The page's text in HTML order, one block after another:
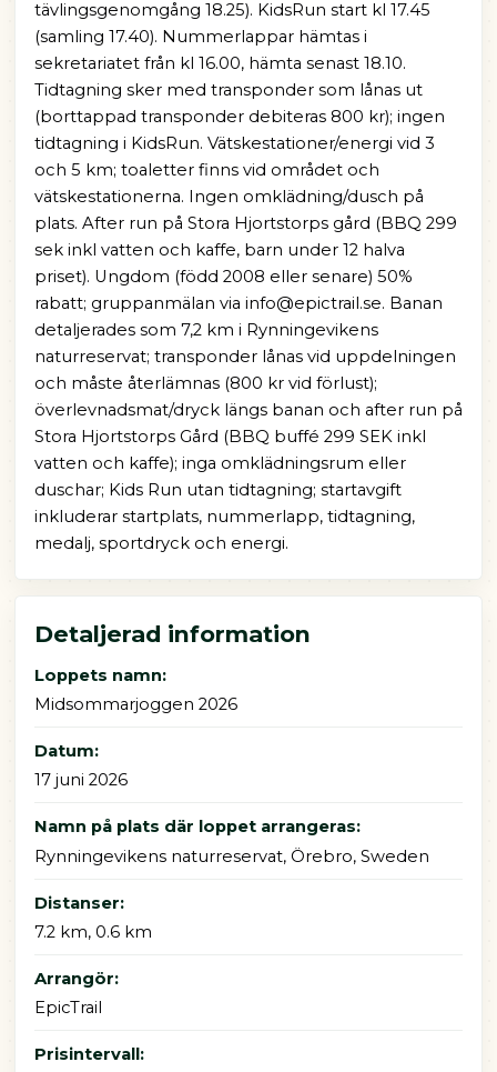
tävlingsgenomgång 18.25). KidsRun start kl 17.45
(samling 17.40). Nummerlappar hämtas i
sekretariatet från kl 16.00, hämta senast 18.10.
Tidtagning sker med transponder som lånas ut
(borttappad transponder debiteras 800 kr); ingen
tidtagning i KidsRun. Vätskestationer/energi vid 3
och 5 km; toaletter finns vid området och
vätskestationerna. Ingen omklädning/dusch på
plats. After run på Stora Hjortstorps gård (BBQ 299
sek inkl vatten och kaffe, barn under 12 halva
priset). Ungdom (född 2008 eller senare) 50%
rabatt; gruppanmälan via info@epictrail.se. Banan
detaljerades som 7,2 km i Rynningevikens
naturreservat; transponder lånas vid uppdelningen
och måste återlämnas (800 kr vid förlust);
överlevnadsmat/dryck längs banan och after run på
Stora Hjortstorps Gård (BBQ buffé 299 SEK inkl
vatten och kaffe); inga omklädningsrum eller
duschar; Kids Run utan tidtagning; startavgift
inkluderar startplats, nummerlapp, tidtagning,
medalj, sportdryck och energi.
Detaljerad information
Loppets namn:
Midsommarjoggen 2026
Datum:
17 juni 2026
Namn på plats där loppet arrangeras:
Rynningevikens naturreservat, Örebro, Sweden
Distanser:
7.2 km, 0.6 km
Arrangör:
EpicTrail
Prisintervall: